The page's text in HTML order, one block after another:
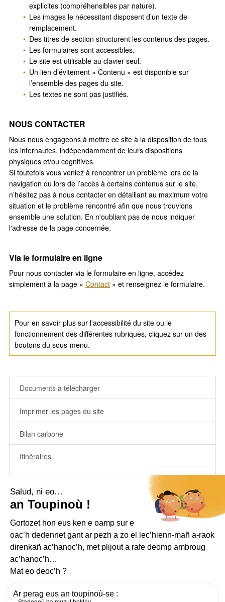
explicites (compréhensibles par nature).
Les images le nécessitant disposent d’un texte de
remplacement.
Des titres de section structurent les contenus des pages.
Les formulaires sont accessibles.
Le site est utilisable au clavier seul.
Un lien d’évitement « Contenu » est disponible sur
l’ensemble des pages du site.
Les textes ne sont pas justifiés.
NOUS CONTACTER
Nous nous engageons à mettre ce site à la disposition de tous
les internautes, indépendamment de leurs dispositions
physiques et/ou cognitives.
Si toutefois vous veniez à rencontrer un problème lors de la
navigation ou lors de l’accès à certains contenus sur le site,
n’hésitez pas à nous contacter en détaillant au maximum votre
situation et le problème rencontré afin que nous trouvions
ensemble une solution. En n'oubliant pas de nous indiquer
l'adresse de la page concernée.
Via le formulaire en ligne
Pour nous contacter via le formulaire en ligne, accédez
simplement à la page « Contact » et renseignez le formulaire.
Pour en savoir plus sur l'accessibilité du site ou le
fonctionnement des différentes rubriques, cliquez sur un des
boutons du sous-menu.
Documents à télécharger
Imprimer les pages du site
Bilan carbone
Itinéraires
Horaires à l’arrêt
STEUÑV AL LEC’HIENN